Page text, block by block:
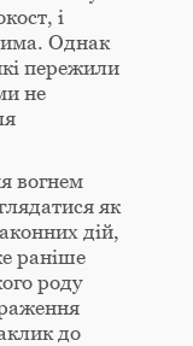
і
Однак
пережили
не
вогнем
як
дій,
раніше
роду
до